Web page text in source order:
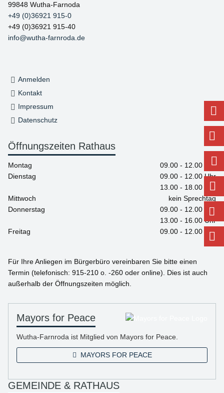
99848 Wutha-Farnoda
+49 (0)36921 915-0
+49 (0)36921 915-40
info@wutha-farnroda.de
Anmelden
Kontakt
Impressum
Datenschutz
Öffnungszeiten Rathaus
Montag
09.00 - 12.00 Uhr
Dienstag
09.00 - 12.00 Uhr
13.00 - 18.00 Uhr
Mittwoch
kein Sprechtag
Donnerstag
09.00 - 12.00 Uhr
13.00 - 16.00 Uhr
Freitag
09.00 - 12.00 Uhr
Für Ihre Anliegen im Bürgerbüro vereinbaren Sie bitte einen
Termin (telefonisch: 915-210 o. -260 oder online). Dies ist auch
außerhalb der Öffnungszeiten möglich.
Mayors for Peace
Wutha-Farnroda ist Mitglied von Mayors for Peace.
MAYORS FOR PEACE
GEMEINDE & RATHAUS